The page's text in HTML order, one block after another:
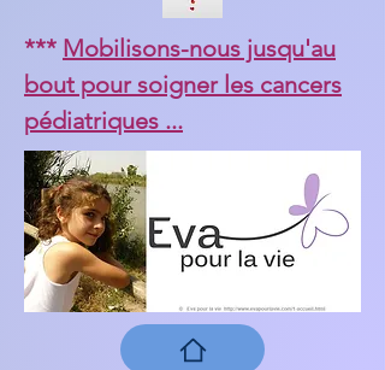
*** Mobilisons-nous jusqu'au
bout pour soigner les cancers
pédiatriques ...